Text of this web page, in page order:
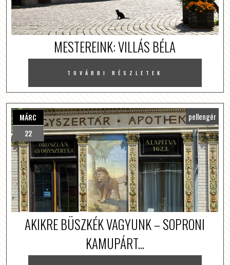
MESTEREINK: VILLÁS BÉLA
TOVÁBBI RÉSZLETEK
MÁRC
22
pellengér
AKIKRE BÜSZKÉK VAGYUNK – SOPRONI
KAMUPÁRT...